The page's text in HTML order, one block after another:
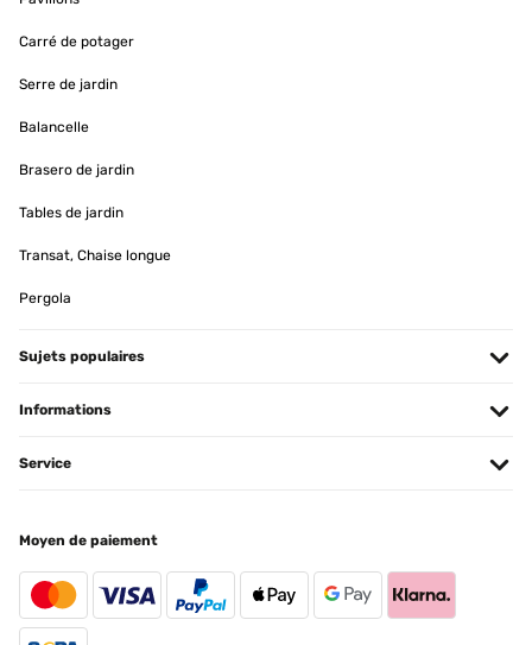
Carré de potager
Serre de jardin
Balancelle
Brasero de jardin
Tables de jardin
Transat, Chaise longue
Pergola
Sujets populaires
Informations
Service
Moyen de paiement